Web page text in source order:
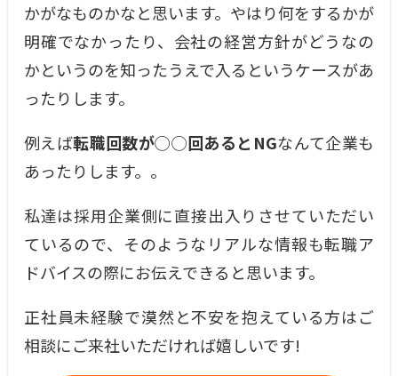
かがなものかなと思います。やはり何をするかが
明確でなかったり、会社の経営方針がどうなの
かというのを知ったうえで入るというケースがあ
ったりします。
例えば転職回数が◯◯回あるとNGなんて企業も
あったりします。。
私達は採用企業側に直接出入りさせていただい
ているので、そのようなリアルな情報も転職ア
ドバイスの際にお伝えできると思います。
正社員未経験で漠然と不安を抱えている方はご
相談にご来社いただければ嬉しいです!